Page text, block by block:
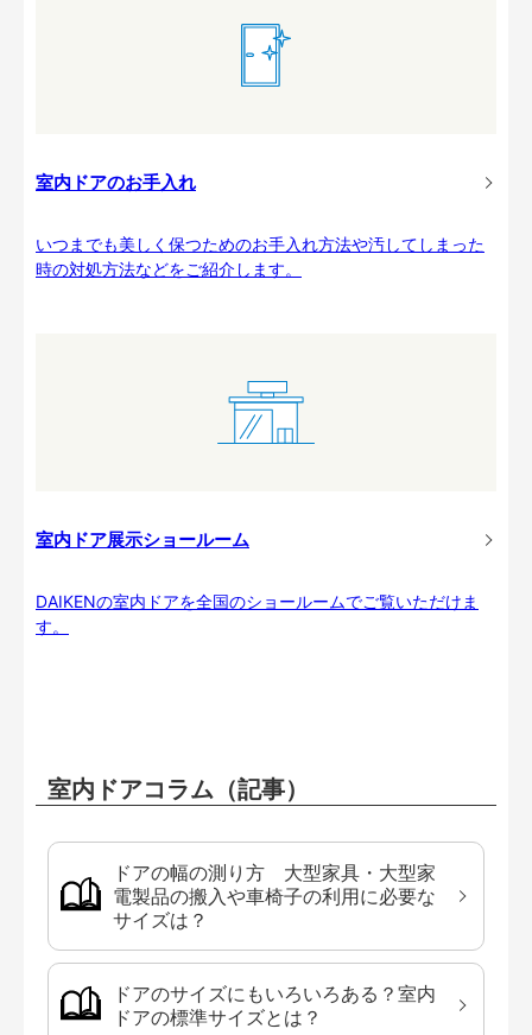
室内ドアのお手入れ
いつまでも美しく保つためのお手入れ方法や汚してしまった
時の対処方法などをご紹介します。
室内ドア展示ショールーム
DAIKENの室内ドアを全国のショールームでご覧いただけま
す。
室内ドアコラム（記事）
ドアの幅の測り方 大型家具・大型家
電製品の搬入や車椅子の利用に必要な
サイズは？
ドアのサイズにもいろいろある？室内
ドアの標準サイズとは？